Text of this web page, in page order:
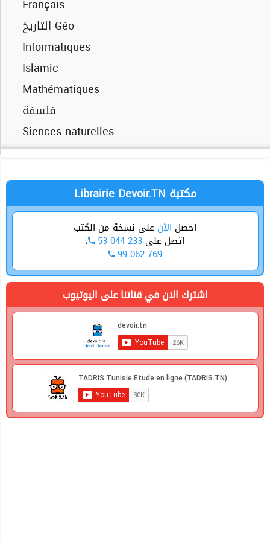
Français
التاريخ Géo
Informatiques
Islamic
Mathématiques
فلسفة
Siences naturelles
Mathématiques
Theatre
Turque
Sport
Mathématiques
فلسفة
Siences naturelles
Siences physiques
Sports
Technique
Informatiques
Mathématiques
فلسفة
Siences physiques
Technique
Librairie Devoir.TN مكتبة
أحصل الأن على نسخة من الكتب
إتصل على 53 044 233 ،
99 062 769
اشترك الان في قناتنا على اليوتيوب